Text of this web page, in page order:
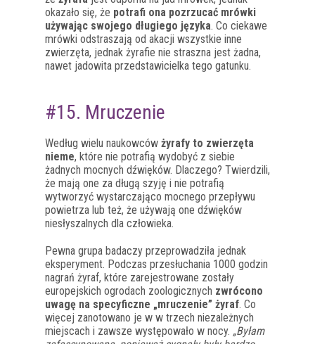
okazało się, że potrafi ona pozrzucać mrówki
używając swojego długiego języka. Co ciekawe
mrówki odstraszają od akacji wszystkie inne
zwierzęta, jednak żyrafie nie straszna jest żadna,
nawet jadowita przedstawicielka tego gatunku.
#15. Mruczenie
Według wielu naukowców żyrafy to zwierzęta
nieme, które nie potrafią wydobyć z siebie
żadnych mocnych dźwięków. Dlaczego? Twierdzili,
że mają one za długą szyję i nie potrafią
wytworzyć wystarczająco mocnego przepływu
powietrza lub też, że używają one dźwięków
niesłyszalnych dla człowieka.
Pewna grupa badaczy przeprowadziła jednak
eksperyment. Podczas przesłuchania 1000 godzin
nagrań żyraf, które zarejestrowane zostały
europejskich ogrodach zoologicznych zwrócono
uwagę na specyficzne „mruczenie” żyraf. Co
więcej zanotowano je w w trzech niezależnych
miejscach i zawsze występowało w nocy. „Byłam